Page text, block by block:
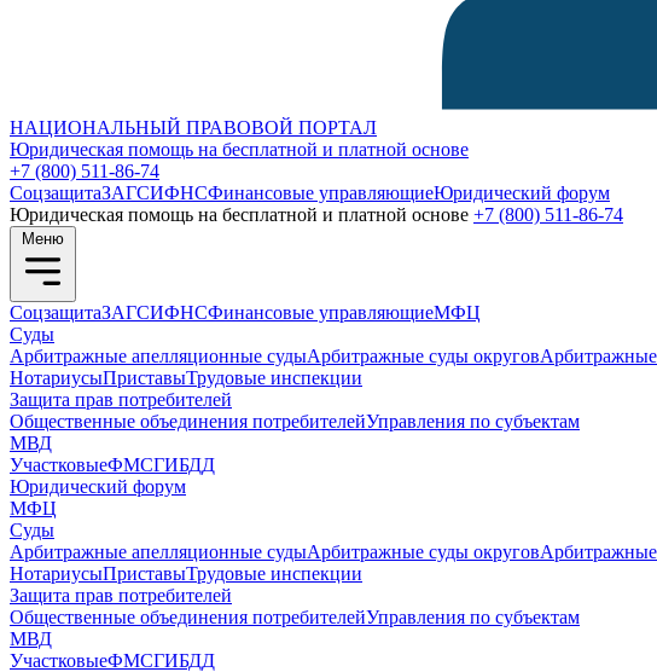
НАЦИОНАЛЬНЫЙ ПРАВОВОЙ ПОРТАЛ
Юридическая помощь на бесплатной и платной основе
+7 (800) 511-86-74
СоцзащитаЗАГСИФНСФинансовые управляющиеЮридический форум
Юридическая помощь на бесплатной и платной основе +7 (800) 511-86-74
Меню
СоцзащитаЗАГСИФНСФинансовые управляющиеМФЦ
Суды
Арбитражные апелляционные судыАрбитражные суды округовАрбитражные
НотариусыПриставыТрудовые инспекции
Защита прав потребителей
Общественные объединения потребителейУправления по субъектам
МВД
УчастковыеФМСГИБДД
Юридический форум
МФЦ
Суды
Арбитражные апелляционные судыАрбитражные суды округовАрбитражные
НотариусыПриставыТрудовые инспекции
Защита прав потребителей
Общественные объединения потребителейУправления по субъектам
МВД
УчастковыеФМСГИБДД